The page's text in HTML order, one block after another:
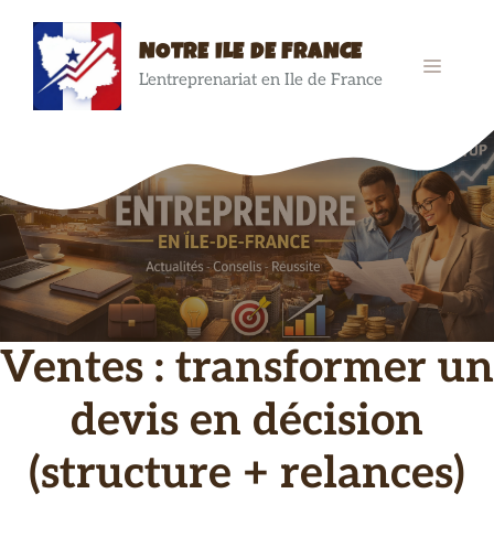
contenu
NOTRE ILE DE FRANCE
L'entreprenariat en Ile de France
MENU
Ventes : transformer un
devis en décision
(structure + relances)